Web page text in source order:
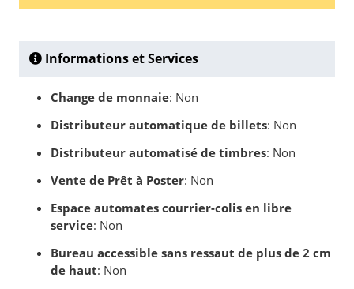
Informations et Services
Change de monnaie: Non
Distributeur automatique de billets: Non
Distributeur automatisé de timbres: Non
Vente de Prêt à Poster: Non
Espace automates courrier-colis en libre
service: Non
Bureau accessible sans ressaut de plus de 2 cm
de haut: Non